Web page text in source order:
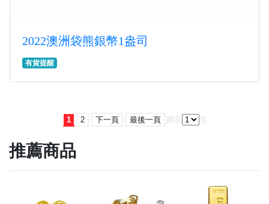
2022澳洲袋熊銀幣1盎司
有貨提醒
1 2 下一頁 最後一頁 跳至 頁
推薦商品